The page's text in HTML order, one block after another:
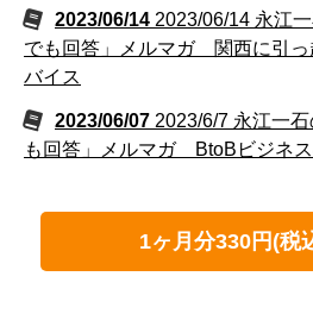
2023/06/14 2023/06/14 永江
でも回答」メルマガ 関西に引っ
バイス
2023/06/07 2023/6/7 永江一
も回答」メルマガ BtoBビジネ
1ヶ月分330円(税